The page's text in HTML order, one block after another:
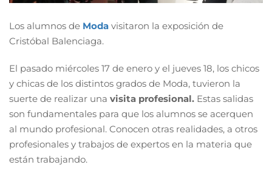
Los alumnos de Moda visitaron la exposición de
Cristóbal Balenciaga.
El pasado miércoles 17 de enero y el jueves 18, los chicos
y chicas de los distintos grados de Moda, tuvieron la
suerte de realizar una visita profesional. Estas salidas
son fundamentales para que los alumnos se acerquen
al mundo profesional. Conocen otras realidades, a otros
profesionales y trabajos de expertos en la materia que
están trabajando.